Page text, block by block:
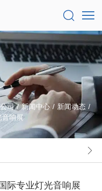
司 / 新闻中心 / 新闻动态 /
音响展
际专业灯光音响展